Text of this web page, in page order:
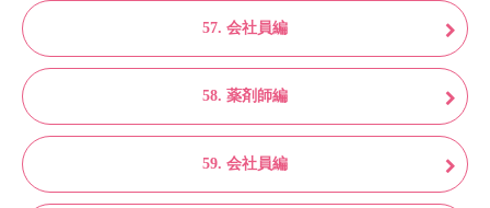
57. 会社員編
58. 薬剤師編
59. 会社員編